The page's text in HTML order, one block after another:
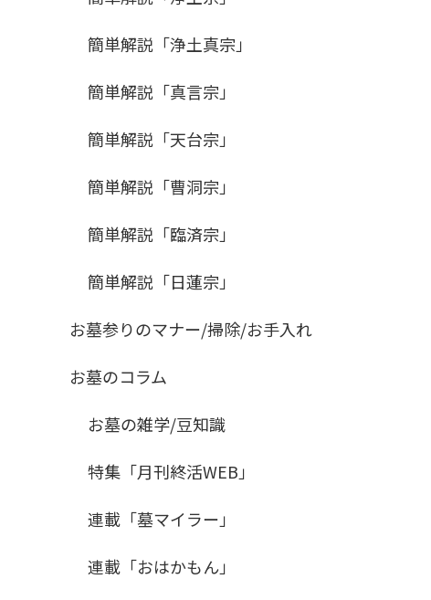
簡単解説「浄土真宗」
簡単解説「真言宗」
簡単解説「天台宗」
簡単解説「曹洞宗」
簡単解説「臨済宗」
簡単解説「日蓮宗」
お墓参りのマナー/掃除/お手入れ
お墓のコラム
お墓の雑学/豆知識
特集「月刊終活WEB」
連載「墓マイラー」
連載「おはかもん」